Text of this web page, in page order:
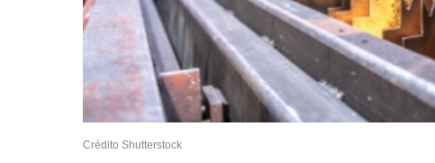
Crédito Shutterstock